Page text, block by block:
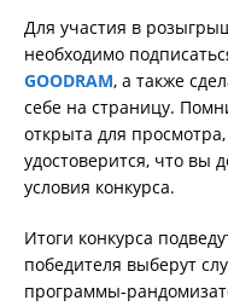
Для участия в
необходимо
GOODRAM, а также
себе на страницу.
открыта для
удостоверится, что вы
условия конкурса.
Итоги конкурса
победителя выберут
программы-